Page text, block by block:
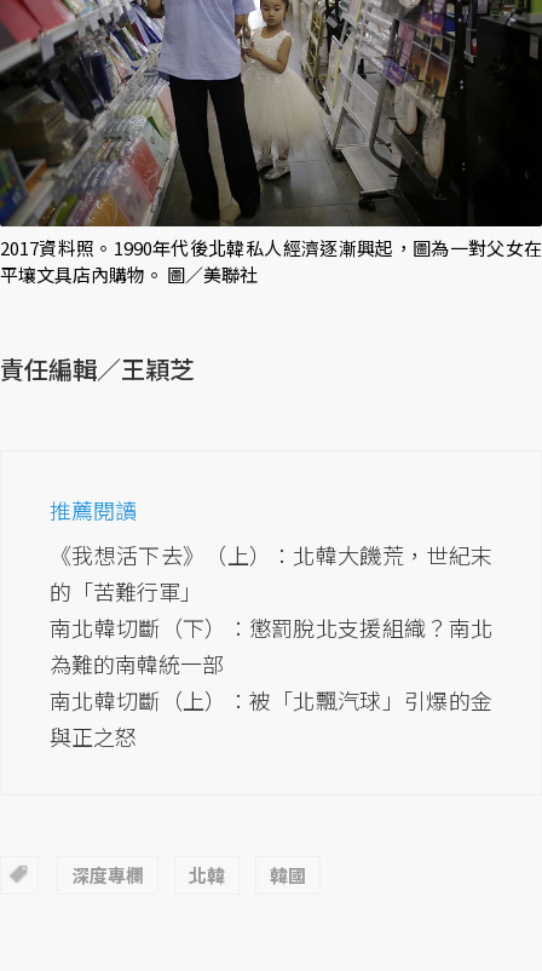
2017資料照。1990年代後北韓私人經濟逐漸興起，圖為一對父女在
平壤文具店內購物。 圖／美聯社
責任編輯／王穎芝
推薦閱讀
《我想活下去》（上）：北韓大饑荒，世紀末
的「苦難行軍」
南北韓切斷（下）：懲罰脫北支援組織？南北
為難的南韓統一部
南北韓切斷（上）：被「北飄汽球」引爆的金
與正之怒
深度專欄 北韓 韓國